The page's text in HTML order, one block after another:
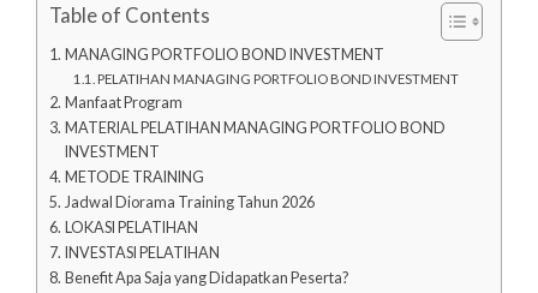
Table of Contents
MANAGING PORTFOLIO BOND INVESTMENT
PELATIHAN MANAGING PORTFOLIO BOND INVESTMENT
Manfaat Program
MATERIAL PELATIHAN MANAGING PORTFOLIO BOND
INVESTMENT
METODE TRAINING
Jadwal Diorama Training Tahun 2026
LOKASI PELATIHAN
INVESTASI PELATIHAN
Benefit Apa Saja yang Didapatkan Peserta?